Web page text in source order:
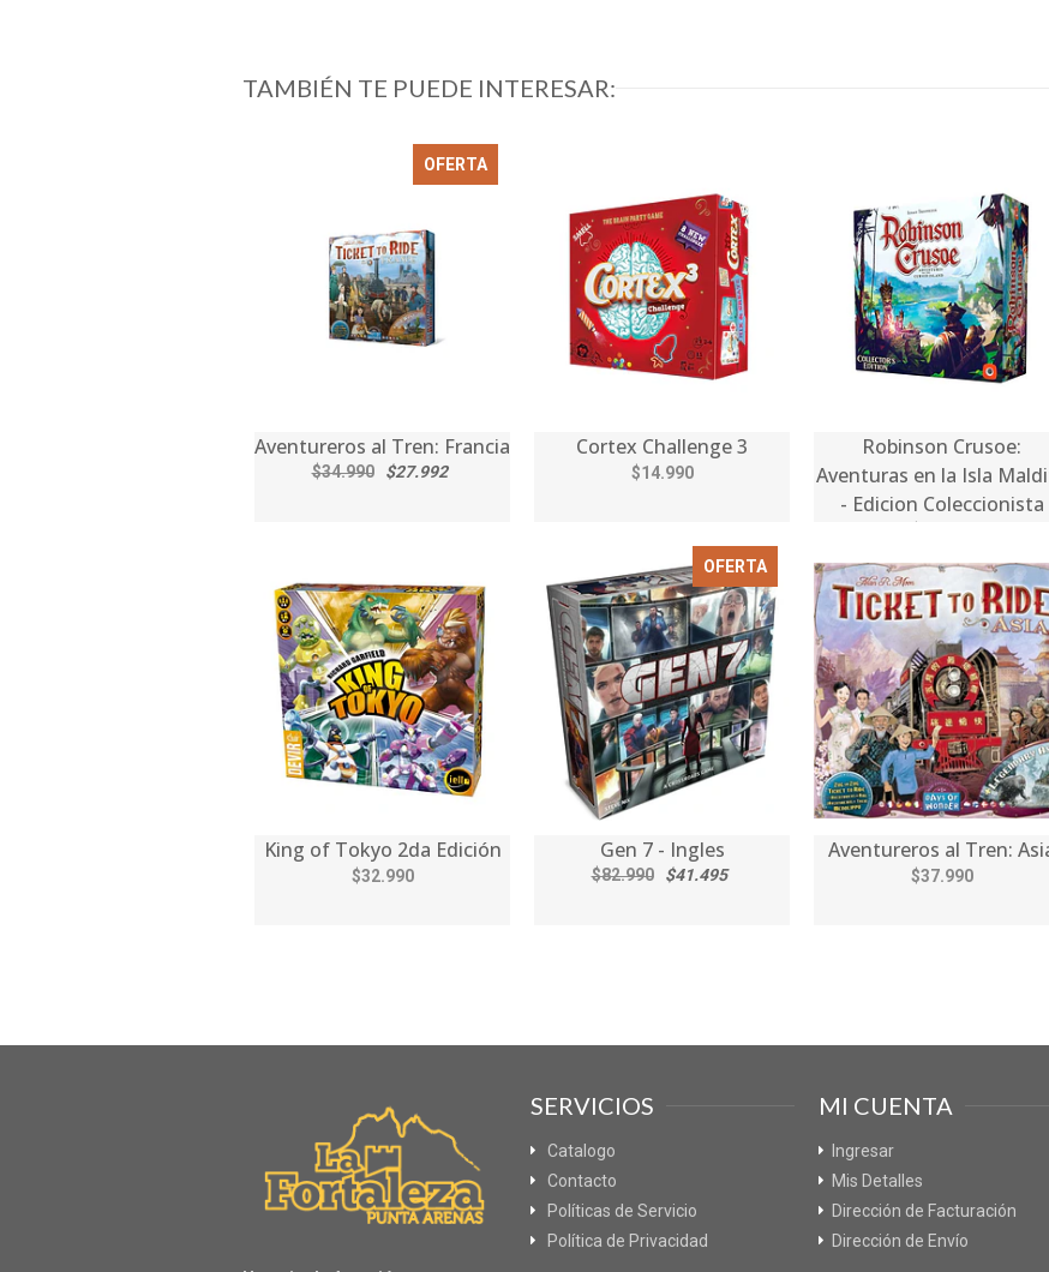
TAMBIÉN TE PUEDE INTERESAR:
OFERTA
Aventureros al Tren: Francia
$34.990 $27.992
Cortex Challenge 3
$14.990
Robinson Crusoe:
Aventuras en la Isla
- Edicion Coleccionista
King of Tokyo 2da Edición
$32.990
OFERTA
Gen 7 - Ingles
$82.990 $41.495
Aventureros al Tren:
$37.990
SERVICIOS
Catalogo
Contacto
Políticas de Servicio
Política de Privacidad
MI CUENTA
Ingresar
Mis Detalles
Dirección de Facturación
Dirección de Envío